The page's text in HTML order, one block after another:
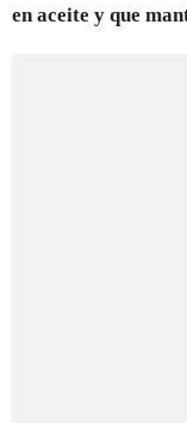
en aceite y que